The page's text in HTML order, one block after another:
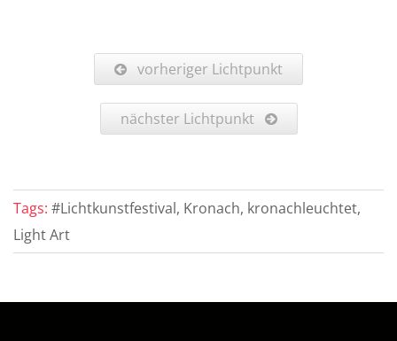
vorheriger Lichtpunkt
nächster Lichtpunkt
Tags: #Lichtkunstfestival, Kronach, kronachleuchtet,
Light Art